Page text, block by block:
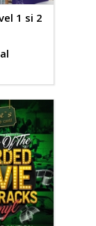
1 si 2